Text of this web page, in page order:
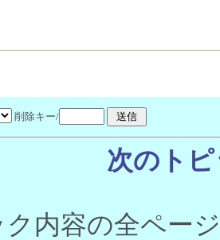
削除キー/
次のト
内容の全ペー